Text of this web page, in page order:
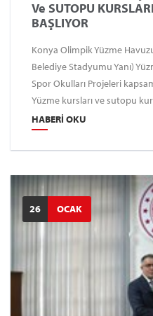
Ve SUTOPU
BAŞLIYOR
Konya Olimpik Yüzme
Belediye Stadyumu Yanı)
Spor Okulları Projeleri
Yüzme kursları ve sutopu
HABERI OKU
26 OCAK